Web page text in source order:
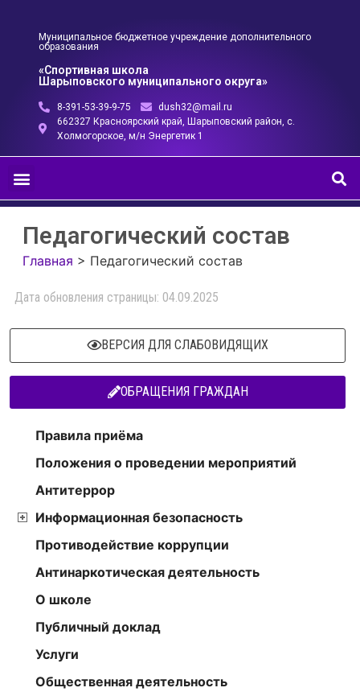
Муниципальное бюджетное учреждение дополнительного
образования
«Спортивная школа
Шарыповского муниципального округа»
8-391-53-39-9-75
dush32@mail.ru
662327 Красноярский край, Шарыповский район, с.
Холмогорское, м/н Энергетик 1
Педагогический состав
Главная > Педагогический состав
Дата обновления страницы: 04.09.2025
ВЕРСИЯ ДЛЯ СЛАБОВИДЯЩИХ
ОБРАЩЕНИЯ ГРАЖДАН
Правила приёма
Положения о проведении мероприятий
Антитеррор
Информационная безопасность
Противодействие коррупции
Антинаркотическая деятельность
О школе
Публичный доклад
Услуги
Общественная деятельность